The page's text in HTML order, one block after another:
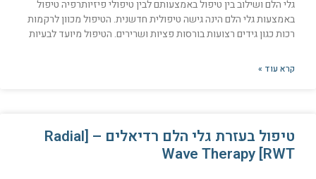
גלי הלם ושילוב בין טיפול באמצעותם לבין טיפולי פיזיותרפיה טיפול
באמצעות גלי הלם הינה גישה טיפולית חדשנית. הטיפול מכוון לרקמות
רכות כגון גידים רצועות בורסות פציות ושרירים. הטיפול מיועד לבעיות
קרא עוד »
טיפול בעזרת גלי הלם רדיאלים – [Radial
Wave Therapy [RWT